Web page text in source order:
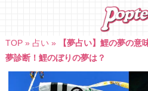
TOP» 占い»
【夢占い】鯉の夢の
夢診断！鯉のぼりの夢は？